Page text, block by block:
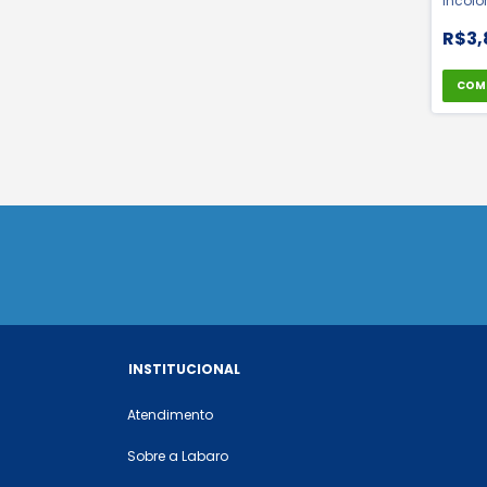
INSTITUCIONAL
Atendimento
Sobre a Labaro